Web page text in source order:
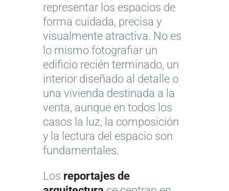
representar los espacios de
forma cuidada, precisa y
visualmente atractiva. No es
lo mismo fotografiar un
edificio recién terminado, un
interior diseñado al detalle o
una vivienda destinada a la
venta, aunque en todos los
casos la luz, la composición
y la lectura del espacio son
fundamentales.
Los reportajes de